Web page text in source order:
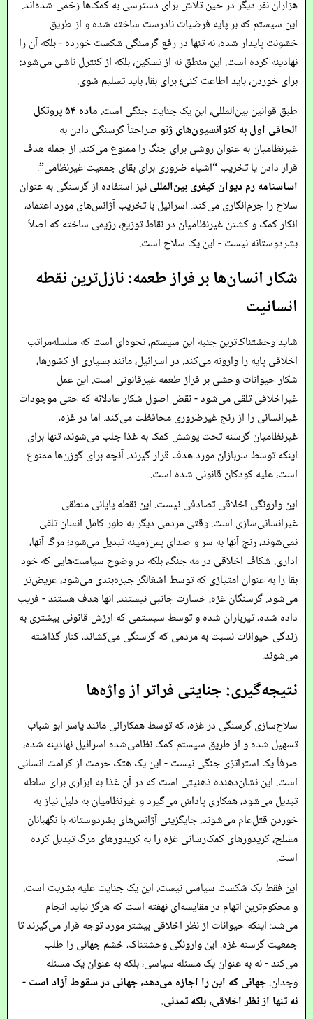
هزاران نفر دیگر در حین تلاش برای دسترسی به کمک‌ها زخمی شده‌اند.
این سیستم که بر پایه فرضیات نادرست ساخته شده و از طریق
خشونت پایدار شده، نه تنها در رفع گرسنگی شکست خورده - بلکه آن را
نهادینه کرده است. این منطق نه از تسکین، بلکه از کنترل ناشی می‌شود:
برای خوردن، باید اطاعت کنی؛ برای بقا، باید تسلیم شوی.
طبق قوانین بین‌المللی، این یک جنایت جنگی است.
ماده ۵۴ پروتکل
الحاقی اول به کنوانسیون‌های ژنو صراحتاً گرسنگی دادن به
غیرنظامیان به عنوان روشی برای جنگ را ممنوع می‌کند، از جمله هدف
قرار دادن یا تخریب “اشیاء ضروری برای بقای جمعیت غیرنظامی”.
اساسنامه رم دیوان کیفری بین‌المللینیز استفاده از گرسنگی به عنوان
سلاح را جرم‌انگاری می‌کند. اسرائیل با تخریب آژانس‌های مورد اعتماد،
انکار کمک و کشتن غیرنظامیان در نقاط توزیع، رژیمی ساخته که اصلاً
بشردوستانه نیست - این یک سلاح است.
شکار انسان‌ها بر فراز طعمه: نازل‌ترین نقطه
انسانیت
شاید وحشتناک‌ترین جنبه این سیستم، نحوه‌ای است که سلسله‌مراتب
اخلاقی پایه را وارونه می‌کند. در اسرائیل، مانند بسیاری از کشورها،
شکار حیوانات وحشی بر فراز طعمه غیرقانونی است. این عمل
غیراخلاقی تلقی می‌شود - نقض اصول شکار عادلانه که حتی موجودات
غیرانسانی را از رنج غیرضروری محافظت می‌کند. اما در غزه،
غیرنظامیان گرسنه تحت پوشش کمک به غذا جلب می‌شوند، تنها برای
اینکه توسط سربازان مورد هدف قرار گیرند. آنچه برای گوزن‌ها ممنوع
است، علیه کودکان قانونی شده است.
این وارونگی اخلاقی تصادفی نیست. این نقطه پایانی منطقی
غیرانسانی‌سازی است. وقتی مردمی دیگر به طور کامل انسان تلقی
نمی‌شوند، رنج آنها به سر و صدای پس‌زمینه تبدیل می‌شود؛ مرگ آنها،
اداری. شکاف اخلاقی در مه جنگ، بلکه در وضوح سیاست‌هایی که خود
بقا را به عنوان امتیازی که توسط اشغالگر جیره‌بندی می‌شود، عریض‌تر
می‌شود. گرسنگان غزه، خسارت جانبی نیستند. آنها هدف هستند - فریب
داده شده، تیرباران شده و توسط سیستمی که ارزش قانونی بیشتری به
زندگی حیوانات نسبت به مردمی که گرسنگی می‌کشاند، کنار گذاشته
می‌شوند.
نتیجه‌گیری: جنایتی فراتر از واژه‌ها
سلاح‌سازی گرسنگی در غزه، که توسط همکارانی مانند یاسر ابو شباب
تسهیل شده و از طریق سیستم کمک نظامی‌شده اسرائیل نهادینه شده،
صرفاً یک استراتژی جنگی نیست - این یک هتک حرمت از کرامت انسانی
است. این نشان‌دهنده ذهنیتی است که در آن غذا به ابزاری برای سلطه
تبدیل می‌شود، همکاری پاداش می‌گیرد و غیرنظامیان به دلیل نیاز به
خوردن قتل‌عام می‌شوند. جایگزینی آژانس‌های بشردوستانه با نگهبانان
مسلح، کریدورهای کمک‌رسانی غزه را به کریدورهای مرگ تبدیل کرده
است.
این فقط یک شکست سیاسی نیست. این یک جنایت علیه بشریت است.
و محکوم‌ترین اتهام در مقایسه‌ای نهفته است که هرگز نباید انجام
می‌شد: اینکه حیوانات از نظر اخلاقی بیشتر مورد توجه قرار می‌گیرند تا
جمعیت گرسنه غزه. این وارونگی وحشتناک، خشم جهانی را طلب
می‌کند - نه به عنوان یک مسئله سیاسی، بلکه به عنوان یک مسئله
وجدان.جهانی که این را اجازه می‌دهد، جهانی در سقوط آزاد است -
نه تنها از نظر اخلاقی، بلکه تمدنی.